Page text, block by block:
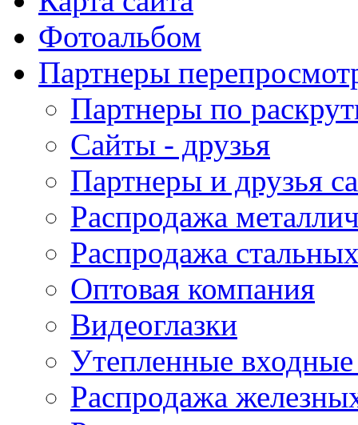
Фотоальбом
Партнеры
Партнеры по
Сайты - друзья
Партнеры и друзья
Распродажа
Распродажа
Оптовая компания
Видеоглазки
Утепленные
Распродажа